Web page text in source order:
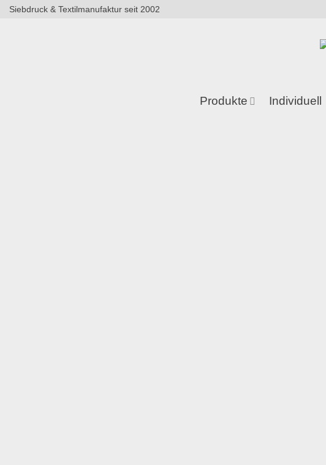
Zum
Siebdruck & Textilmanufaktur seit 2002
Produkte Individuell